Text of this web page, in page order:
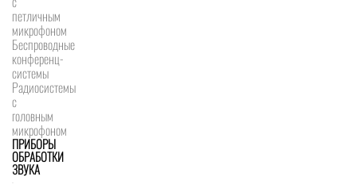
петличным
микрофоном
Беспроводные
конференц-
системы
Радиосистемы
с
головным
микрофоном
ПРИБОРЫ
ОБРАБОТКИ
ЗВУКА